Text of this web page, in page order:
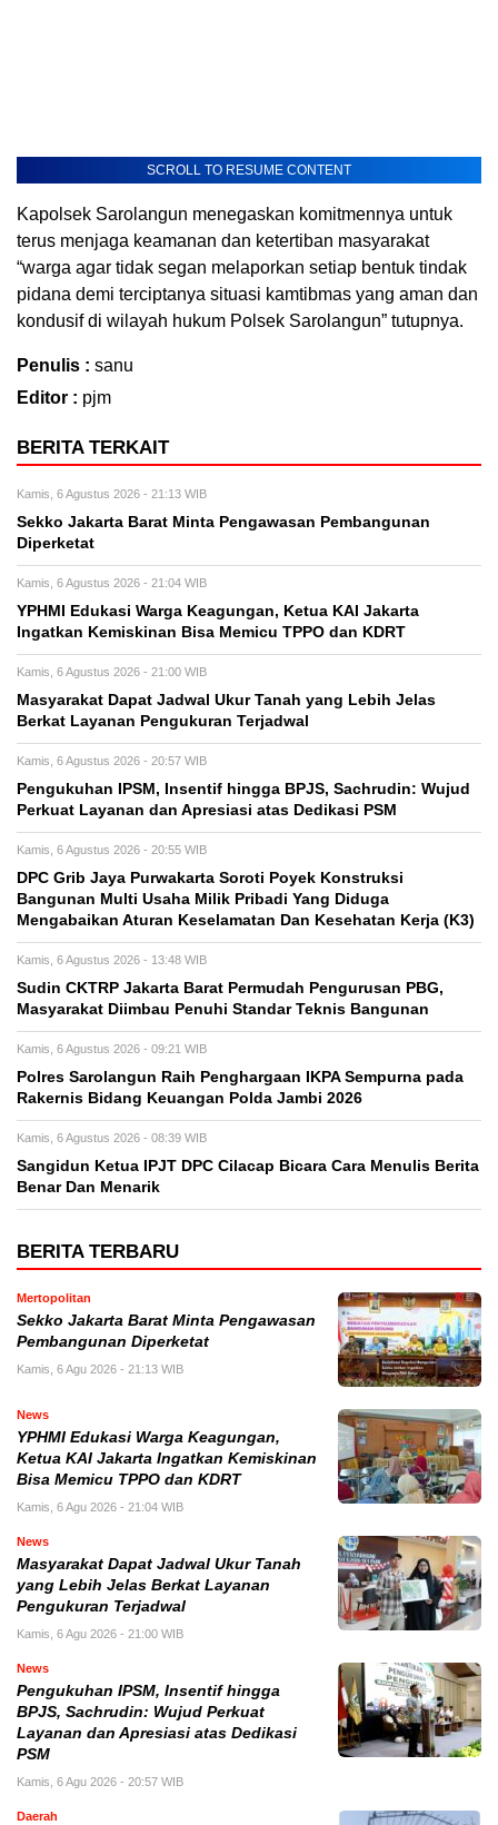
SCROLL TO RESUME CONTENT
Kapolsek Sarolangun menegaskan komitmennya untuk
terus menjaga keamanan dan ketertiban masyarakat
“warga agar tidak segan melaporkan setiap bentuk tindak
pidana demi terciptanya situasi kamtibmas yang aman dan
kondusif di wilayah hukum Polsek Sarolangun” tutupnya.
Penulis : sanu
Editor : pjm
BERITA TERKAIT
Kamis, 6 Agustus 2026 - 21:13 WIB
Sekko Jakarta Barat Minta Pengawasan Pembangunan
Diperketat
Kamis, 6 Agustus 2026 - 21:04 WIB
YPHMI Edukasi Warga Keagungan, Ketua KAI Jakarta
Ingatkan Kemiskinan Bisa Memicu TPPO dan KDRT
Kamis, 6 Agustus 2026 - 21:00 WIB
Masyarakat Dapat Jadwal Ukur Tanah yang Lebih Jelas
Berkat Layanan Pengukuran Terjadwal
Kamis, 6 Agustus 2026 - 20:57 WIB
Pengukuhan IPSM, Insentif hingga BPJS, Sachrudin: Wujud
Perkuat Layanan dan Apresiasi atas Dedikasi PSM
Kamis, 6 Agustus 2026 - 20:55 WIB
DPC Grib Jaya Purwakarta Soroti Poyek Konstruksi
Bangunan Multi Usaha Milik Pribadi Yang Diduga
Mengabaikan Aturan Keselamatan Dan Kesehatan Kerja (K3)
Kamis, 6 Agustus 2026 - 13:48 WIB
Sudin CKTRP Jakarta Barat Permudah Pengurusan PBG,
Masyarakat Diimbau Penuhi Standar Teknis Bangunan
Kamis, 6 Agustus 2026 - 09:21 WIB
Polres Sarolangun Raih Penghargaan IKPA Sempurna pada
Rakernis Bidang Keuangan Polda Jambi 2026
Kamis, 6 Agustus 2026 - 08:39 WIB
Sangidun Ketua IPJT DPC Cilacap Bicara Cara Menulis Berita
Benar Dan Menarik
BERITA TERBARU
Mertopolitan
Sekko Jakarta Barat Minta Pengawasan
Pembangunan Diperketat
Kamis, 6 Agu 2026 - 21:13 WIB
News
YPHMI Edukasi Warga Keagungan,
Ketua KAI Jakarta Ingatkan Kemiskinan
Bisa Memicu TPPO dan KDRT
Kamis, 6 Agu 2026 - 21:04 WIB
News
Masyarakat Dapat Jadwal Ukur Tanah
yang Lebih Jelas Berkat Layanan
Pengukuran Terjadwal
Kamis, 6 Agu 2026 - 21:00 WIB
News
Pengukuhan IPSM, Insentif hingga
BPJS, Sachrudin: Wujud Perkuat
Layanan dan Apresiasi atas Dedikasi
PSM
Kamis, 6 Agu 2026 - 20:57 WIB
Daerah